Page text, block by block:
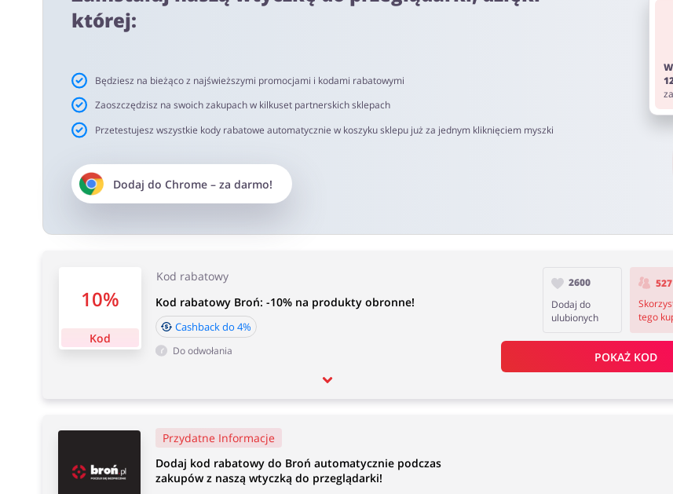
netto. Rekomendujemy korzystanie z wtyczki alerabat.com. Pamiętaj aby przed zakupem wyłączyć AdBlock oraz
oferujących kody rabatowe lub cashback.
Czas akceptacji cashback:
Średni czas akceptacji Cashback w Broń wynosi od 40 do 90 dni.
której:
Będziesz na bieżąco z najświeższymi promocjami i kodami rabatowymi
Zaoszczędzisz na swoich zakupach w kilkuset partnerskich sklepach
Przetestujesz wszystkie kody rabatowe automatycznie w koszyku sklepu już za jednym kliknięciem myszki
Dodaj do Chrome– za darmo!
10%
Kod
Kod rabatowy
Kod rabatowy Broń: -10% na produkty obronne!
Cashback do 4%
Do odwołania
2600
Dodaj do
ulubionych
527
tego
POKAŻ KOD
Przydatne Informacje
Dodaj kod rabatowy do Broń automatycznie podczas
zakupów z naszą wtyczką do przeglądarki!